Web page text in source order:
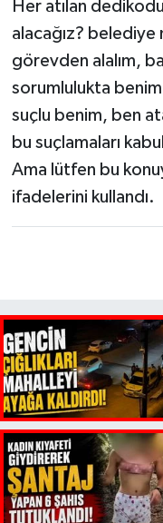
Her atılan
alacağız? belediye
görevden alalım,
sorumlulukta benim
suçlu benim, ben
bu suçlamaları
Ama lütfen bu
ifadelerini kullandı.